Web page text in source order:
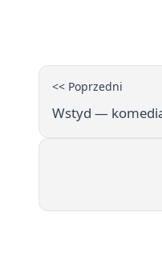
<< Poprzedni
Wstyd —